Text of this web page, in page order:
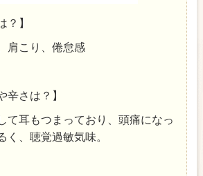
？】
肩こり、倦怠感
辛さは？】
て耳もつまっており、頭痛になっ
く、聴覚過敏気味。